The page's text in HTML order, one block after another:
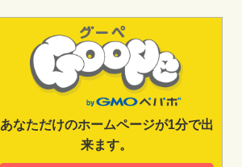
あなただけのホームページが1分で出
来ます。